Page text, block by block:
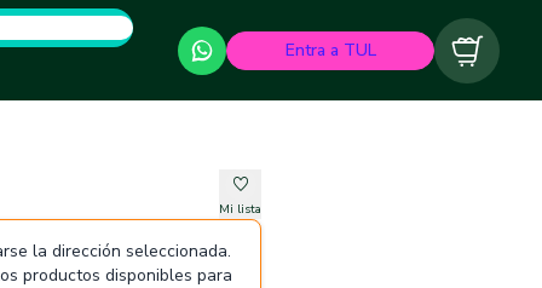
Entra a TUL Carrito
Mi lista
la dirección seleccionada.
productos disponibles para